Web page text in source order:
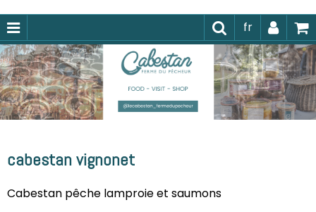
fr
cabestan vignonet
Cabestan pêche lamproie et saumons